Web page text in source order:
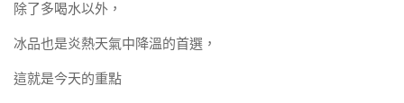
除了多喝水以外，
冰品也是炎熱天氣中降溫的首選，
這就是今天的重點